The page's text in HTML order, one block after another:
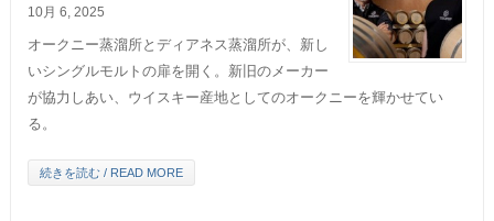
10月 6, 2025
オークニー蒸溜所とディアネス蒸溜所が、新し
いシングルモルトの扉を開く。新旧のメーカー
が協力しあい、ウイスキー産地としてのオークニーを輝かせてい
る。
続きを読む / READ MORE